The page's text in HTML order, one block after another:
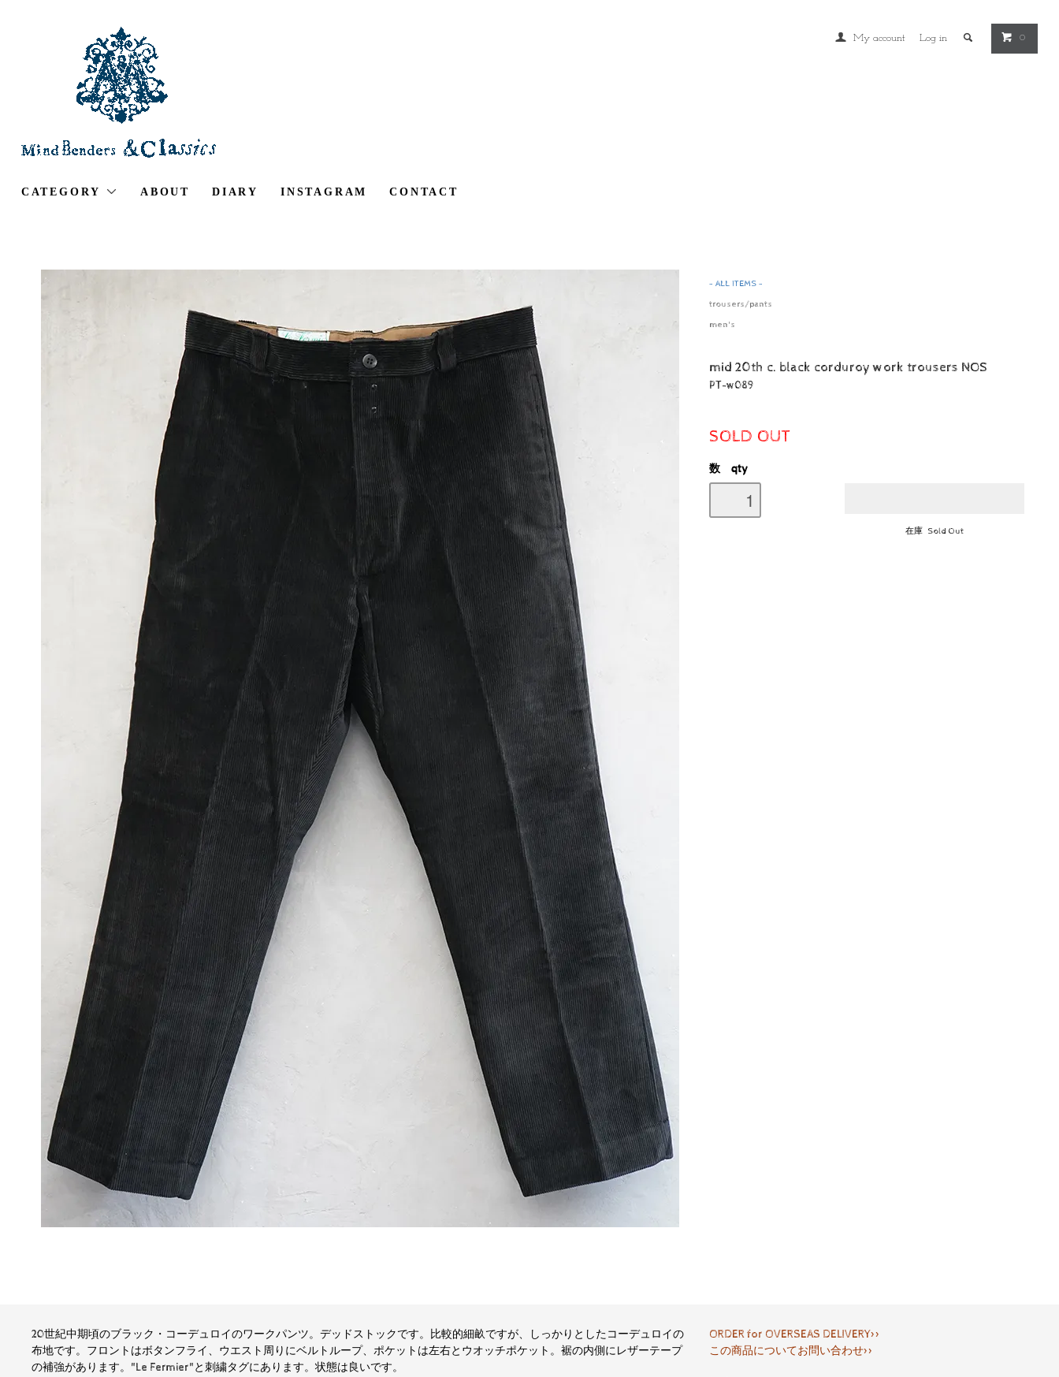
My account Log in 0
CATEGORY ABOUT DIARY INSTAGRAM CONTACT
- ALL ITEMS -
trousers/pants
men's
mid 20th c. black corduroy work trousers NOS
PT-w089
SOLD OUT
数 qty
在庫 Sold Out
20世紀中期頃のブラック・コーデュロイのワークパンツ。デッドストックです。比較的細畝ですが、しっかりとしたコーデュロイの
布地です。フロントはボタンフライ、ウエスト周りにベルトループ、ポケットは左右とウオッチポケット。裾の内側にレザーテープ
の補強があります。"Le Fermier"と刺繍タグにあります。状態は良いです。
ORDER for OVERSEAS DELIVERY>>
この商品についてお問い合わせ>>